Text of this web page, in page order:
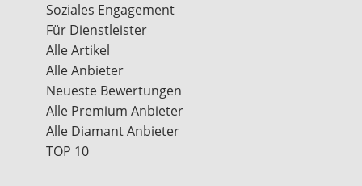
Soziales Engagement
Für Dienstleister
Alle Artikel
Alle Anbieter
Neueste Bewertungen
Alle Premium Anbieter
Alle Diamant Anbieter
TOP 10